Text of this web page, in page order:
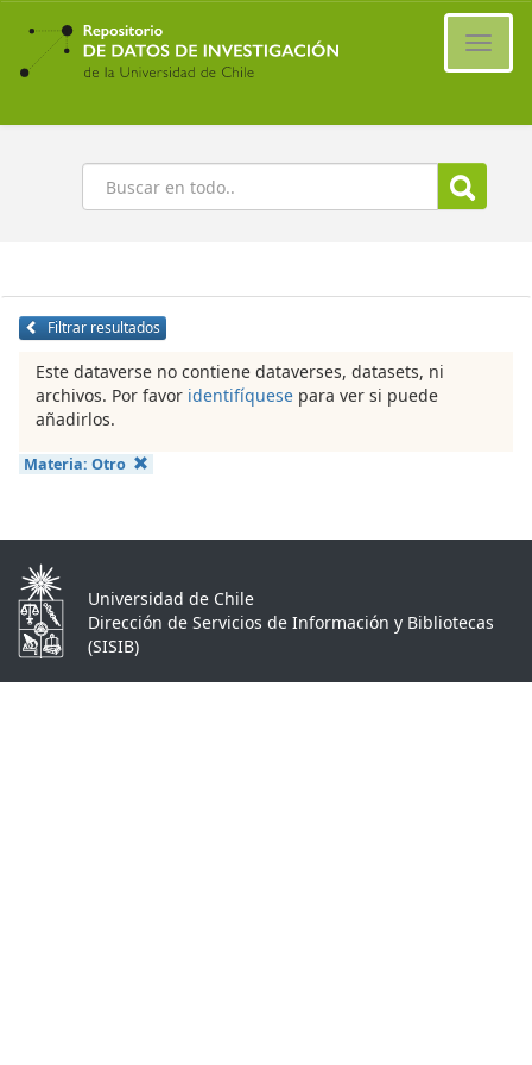
Ir
contenido
principal
Buscar
Filtrar resultados
Este dataverse no contiene dataverses, datasets, ni
archivos. Por favor identifíquese para ver si puede
añadirlos.
Materia: Otro
Universidad de Chile
Dirección de Servicios de Información y Bibliotecas
(SISIB)